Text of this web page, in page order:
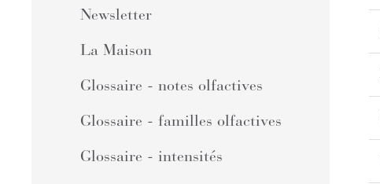
Newsletter
La Maison
Glossaire - notes olfactives
Glossaire - familles olfactives
Glossaire - intensités